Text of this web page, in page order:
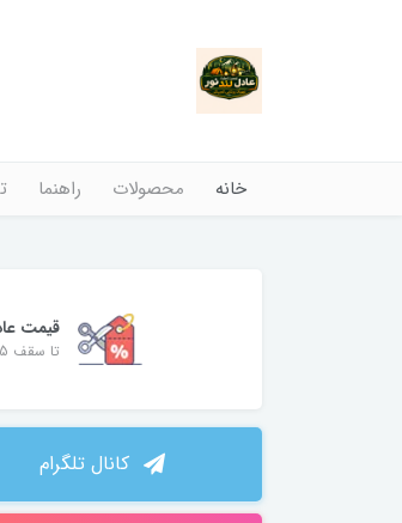
خانه محصولات راهنما
قیمت
تا سقف 45 % تخفیف
کانال تلگرام